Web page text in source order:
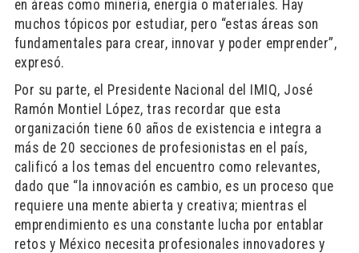
en áreas como minería, energía o materiales. Hay
muchos tópicos por estudiar, pero “estas áreas son
fundamentales para crear, innovar y poder emprender”,
expresó.
Por su parte, el Presidente Nacional del IMIQ, José
Ramón Montiel López, tras recordar que esta
organización tiene 60 años de existencia e integra a
más de 20 secciones de profesionistas en el país,
calificó a los temas del encuentro como relevantes,
dado que “la innovación es cambio, es un proceso que
requiere una mente abierta y creativa; mientras el
emprendimiento es una constante lucha por entablar
retos y México necesita profesionales innovadores y